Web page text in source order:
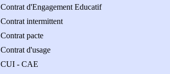
Contrat d'Engagement Educatif
Contrat intermittent
Contrat pacte
Contrat d'usage
CUI - CAE